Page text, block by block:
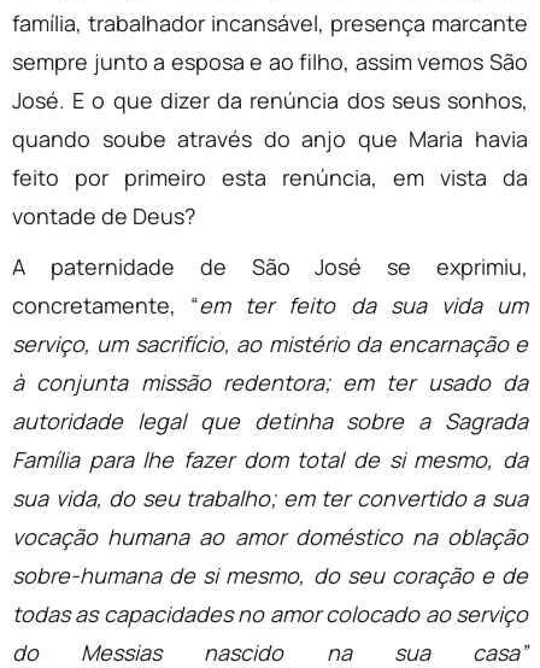
família, trabalhador incansável, presença marcante
sempre junto a esposa e ao filho, assim vemos São
José. E o que dizer da renúncia dos seus sonhos,
quando soube através do anjo que Maria havia
feito por primeiro esta renúncia, em vista da
vontade de Deus?
A paternidade de São José se exprimiu,
concretamente, “em ter feito da sua vida um
serviço, um sacrifício, ao mistério da encarnação e
à conjunta missão redentora; em ter usado da
autoridade legal que detinha sobre a Sagrada
Família para lhe fazer dom total de si mesmo, da
sua vida, do seu trabalho; em ter convertido a sua
vocação humana ao amor doméstico na oblação
sobre-humana de si mesmo, do seu coração e de
todas as capacidades no amor colocado ao serviço
do Messias nascido na sua casa”